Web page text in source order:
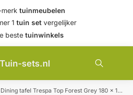
tuinmeubelen
1 tuin set vergelijker
bestetuinwinkels
Tuin-sets.nl
Trespa Top Forest Grey 180 x 100 cm Charcoal Frame Tierra Outdoor – Tierra outdoor